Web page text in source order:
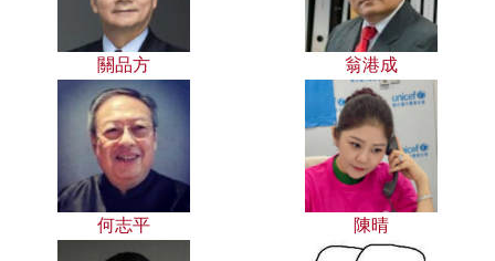
關品方 翁港成
何志平 陳晴